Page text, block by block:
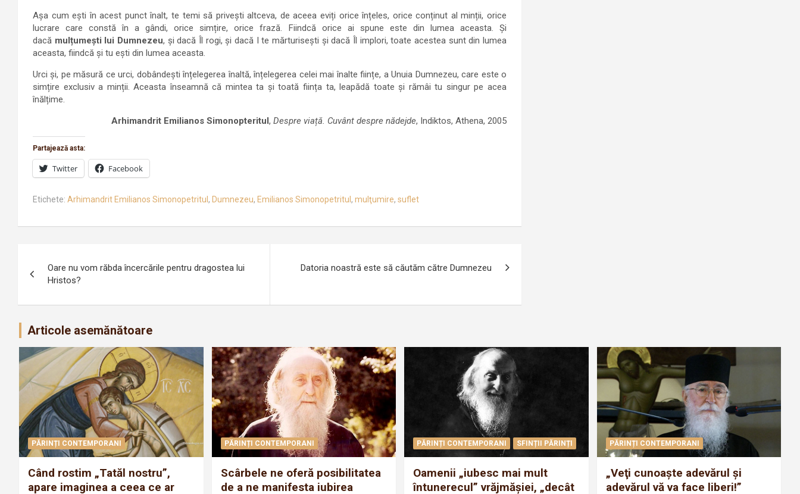
Așa cum ești în acest punct înalt, te temi să privești altceva, de aceea eviți orice înțeles, orice conținut al minții, orice
lucrare care constă în a gândi, orice simțire, orice frază. Fiindcă orice ai spune este din lumea aceasta. Și
dacă mulțumești lui Dumnezeu, și dacă Îl rogi, și dacă I te mărturisești și dacă Îl implori, toate acestea sunt din lumea
aceasta, fiindcă și tu ești din lumea aceasta.
Urci și, pe măsură ce urci, dobândești înțelegerea înaltă, înțelegerea celei mai înalte ființe, a Unuia Dumnezeu, care este o
simțire exclusiv a minții. Aceasta înseamnă că mintea ta și toată ființa ta, leapădă toate și rămâi tu singur pe acea
înălțime.
Arhimandrit Emilianos Simonopteritul, Despre viață. Cuvânt despre nădejde, Indiktos, Athena, 2005
Partajează asta:
Twitter Facebook
Etichete: Arhimandrit Emilianos Simonopetritul, Dumnezeu, Emilianos Simonopetritul, mulţumire, suflet
în
articole
Oare nu vom răbda încercările pentru dragostea lui
Hristos?
Datoria noastră este să căutăm către Dumne­zeu
Articole asemănătoare
PĂRINȚI CONTEMPORANI
Când rostim „Tatăl nostru”,
apare imaginea a ceea ce ar
PĂRINȚI CONTEMPORANI
Scârbele ne oferă posibilitatea
de a ne manifesta iubirea
PĂRINȚI CONTEMPORANI SFINȚII PĂRINȚI
Oamenii „iubesc mai mult
întunerecul” vrăjmăşiei, „decât
PĂRINȚI CONTEMPORANI
„Veţi cunoaşte adevărul şi
adevărul vă va face liberi!”